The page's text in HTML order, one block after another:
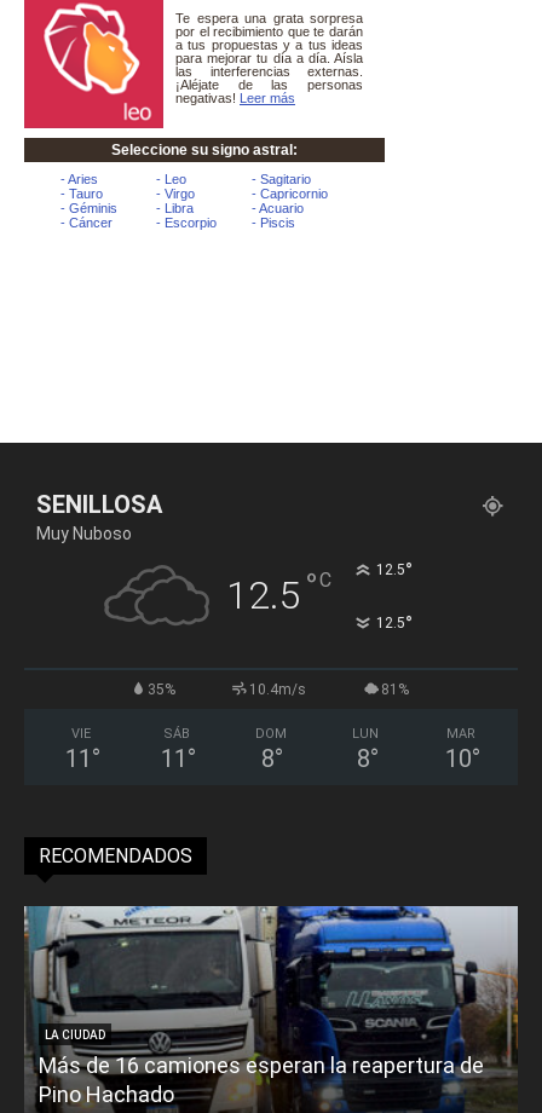
SENILLOSA
Muy Nuboso
12.5 °C 12.5°
12.5°
35% 10.4m/s 81%
VIE
11 °
SÁB
11 °
DOM
8°
LUN
8°
MAR
10°
RECOMENDADOS
LA CIUDAD
Más de 16 camiones esperan la reapertura de
Pino Hachado